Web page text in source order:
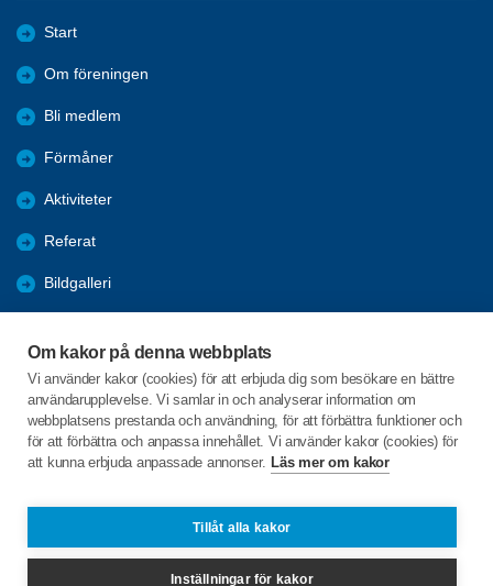
Om kakor på denna webbplats
Vi använder kakor (cookies) för att erbjuda dig som besökare en bättre
användarupplevelse. Vi samlar in och analyserar information om
webbplatsens prestanda och användning, för att förbättra funktioner och
för att förbättra och anpassa innehållet. Vi använder kakor (cookies) för
att kunna erbjuda anpassade annonser. Läs mer om kakor
Tillåt alla kakor
Inställningar för kakor
Start
Om föreningen
Bli medlem
Förmåner
Aktiviteter
Referat
Bildgalleri
Engagera DIG i vår förening
C/o:Lennart Lööw